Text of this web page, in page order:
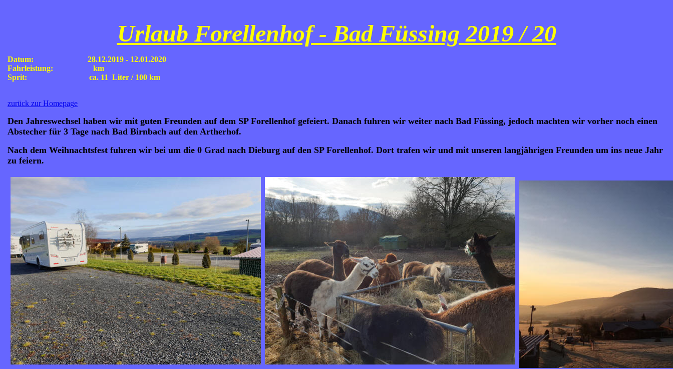
Urlaub Forellenhof - Bad Füssing 2019 / 20
Datum: 28.12.2019 - 12.01.2020
Fahrleistung: km
Sprit: ca. 11 Liter / 100 km
zurück zur Homepage
Den Jahreswechsel haben wir mit guten Freunden auf dem SP Forellenhof gefeiert. Danach fuhren wir weiter nach Bad Füssing, jedoch machten wir vorher noch einen
Abstecher für 3 Tage nach Bad Birnbach auf den Artherhof.
Nach dem Weihnachtsfest fuhren wir bei um die 0 Grad nach Dieburg auf den SP Forellenhof. Dort trafen wir und mit unseren langjährigen Freunden um ins neue Jahr
zu feiern.